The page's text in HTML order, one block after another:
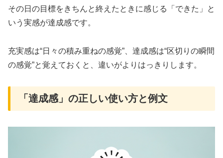
その日の目標をきちんと終えたときに感じる「できた」と
いう実感が達成感です。
充実感は“日々の積み重ねの感覚”、達成感は“区切りの瞬間
の感覚”と覚えておくと、違いがよりはっきりします。
「達成感」の正しい使い方と例文